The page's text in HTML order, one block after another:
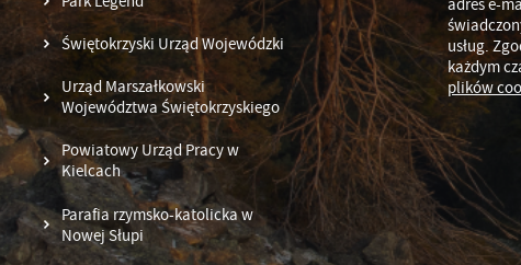
Świętokrzyski Urząd Wojewódzki
Urząd Marszałkowski
Województwa Świętokrzyskiego
Powiatowy Urząd Pracy w
Kielcach
Parafia rzymsko-katolicka w
Nowej Słupi
usług.
każdym
plików